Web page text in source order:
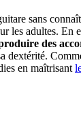
sans
les adultes. En
des
dextérité.
en maîtrisant